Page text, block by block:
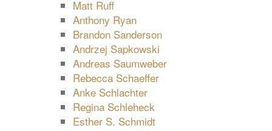
Matt Ruff
Anthony Ryan
Brandon Sanderson
Andrzej Sapkowski
Andreas Saumweber
Rebecca Schaeffer
Anke Schlachter
Regina Schleheck
Esther S. Schmidt